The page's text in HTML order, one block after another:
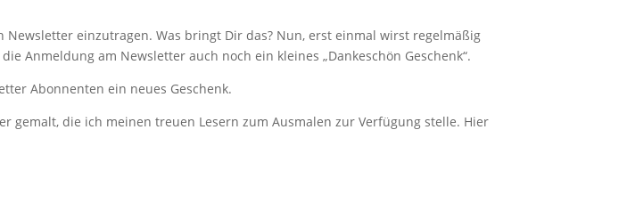
einzutragen. Was bringt Dir das? Nun, erst einmal wirst regelmäßig
Anmeldung am Newsletter auch noch ein kleines „Dankeschön Geschenk“.
Abonnenten ein neues Geschenk.
gemalt, die ich meinen treuen Lesern zum Ausmalen zur Verfügung stelle. Hier